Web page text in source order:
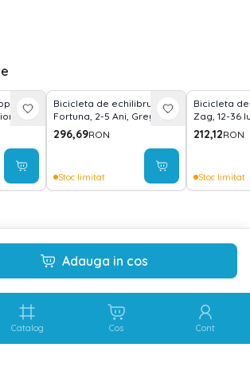
Adauga in cos
360
Bicicleta de echilibru,
Fortuna, 2-5 Ani, Grey &
Black
296,69RON
Stoc limitat
Bicicleta
Zag, 12-36
reglabil 2
muzica,
212,12RON
Stoc limitat
Catalog Cos Cont